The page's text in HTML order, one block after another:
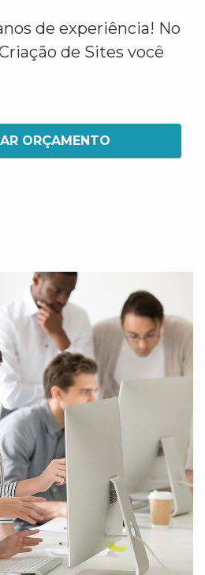
de experiência! No
de Sites você
ORÇAMENTO